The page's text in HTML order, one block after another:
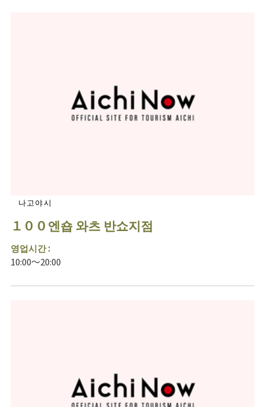
나고야시
１００엔숍 와츠 반쇼지점
영업시간 :
10:00～20:00